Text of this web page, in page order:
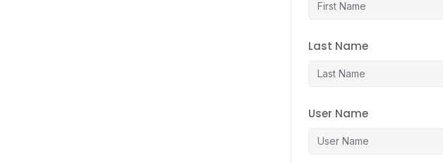
Last Name
User Name